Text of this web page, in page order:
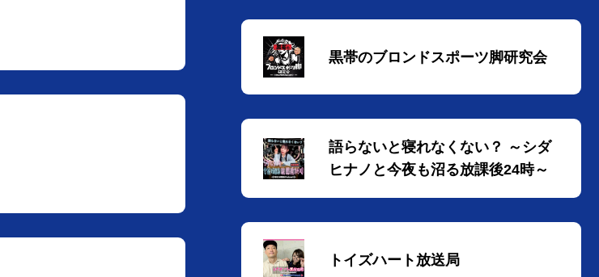
黒帯のブロンドスポーツ脚研究会
語らないと寝れなくない？ ～シダ
ヒナノと今夜も沼る放課後24時～
トイズハート放送局